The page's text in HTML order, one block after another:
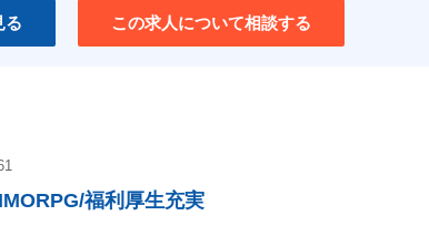
る この求人について相談する
福利厚生充実